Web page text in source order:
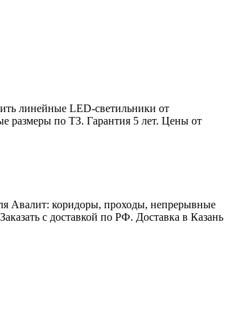
линейные LED-светильники от
размеры по ТЗ. Гарантия 5 лет. Цены от
Авалит: коридоры, проходы, непрерывные
с доставкой по РФ. Доставка в Казань